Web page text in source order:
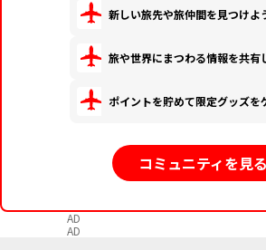
新しい旅先や旅仲間を見つけよ
旅や世界にまつわる情報を共有
ポイントを貯めて限定グッズを
コミュニティを見る
AD
AD